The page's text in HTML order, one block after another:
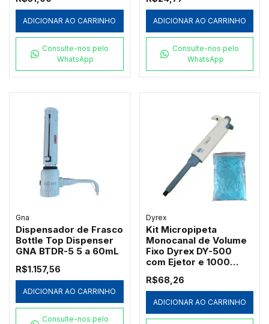
ADICIONAR AO CARRINHO
Consulte-nos pelo
WhatsApp
ADICIONAR AO CARRINHO
Consulte-nos pelo
WhatsApp
Gna
Dispensador de Frasco
Bottle Top Dispenser
GNA BTDR-5 5 a 60mL
R$1.157,56
ADICIONAR AO CARRINHO
Consulte-nos pelo
Dyrex
Kit Micropipeta
Monocanal de Volume
Fixo Dyrex DY-500
com Ejetor e 1000
Redplast 500µL
R$68,26
ADICIONAR AO CARRINHO